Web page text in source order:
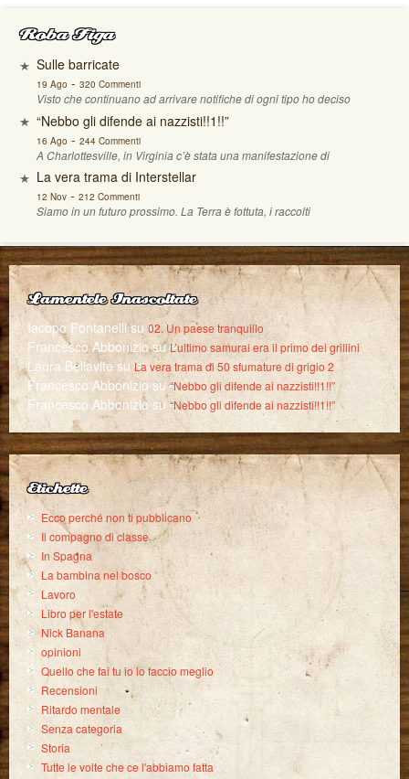
Roba Figa
Sulle barricate
19 Ago - 320 Commenti
Visto che continuano ad arrivare notifiche di ogni tipo ho deciso
“Nebbo gli difende ai nazzisti!!1!!”
16 Ago - 244 Commenti
A Charlottesville, in Virginia c’è stata una manifestazione di
La vera trama di Interstellar
12 Nov- 212 Commenti
Siamo in un futuro prossimo. La Terra è fottuta, i raccolti
Lamentele Inascoltate
Iacopo Fontanellisu02. Un paese tranquillo
Francesco AbboniziosuL’ultimo samurai era il primo dei grillini
Laura Bellavite su La vera trama di 50 sfumature di grigio 2
Francesco Abbonizio su“Nebbo gli difende ai nazzisti!!1!!”
Francesco Abbonizio su“Nebbo gli difende ai nazzisti!!1!!”
Etichette
Ecco perché non ti pubblicano
Il compagno di classe
In Spagna
La bambina nel bosco
Lavoro
Libro per l'estate
Nick Banana
opinioni
Quello che fai tu io lo faccio meglio
Recensioni
Ritardo mentale
Senza categoria
Storia
Tutte le volte che ce l'abbiamo fatta